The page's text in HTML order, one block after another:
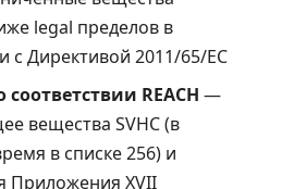
legal пределов в
с Директивой 2011/65/ЕС
REACH —
вещества SVHC (в
в списке 256) и
Приложения XVII